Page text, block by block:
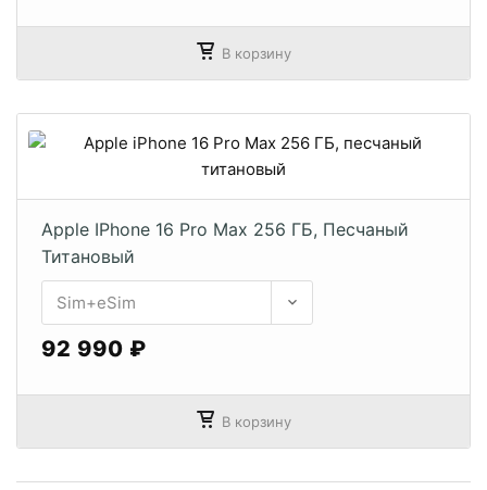
В корзину
Apple IPhone 16 Pro Max 256 ГБ, Песчаный
Титановый
92 990 ₽
В корзину